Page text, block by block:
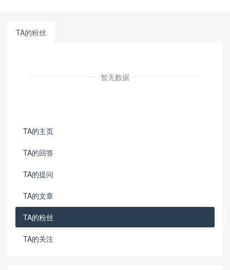
TA的粉丝
暂无数据
TA的主页
TA的回答
TA的提问
TA的文章
TA的粉丝
TA的关注